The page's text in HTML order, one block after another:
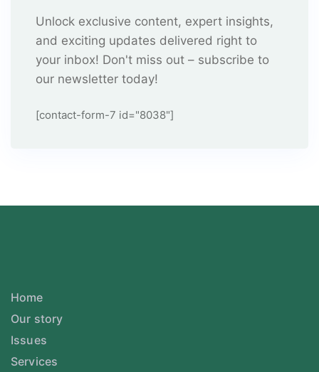
Unlock exclusive content, expert insights,
and exciting updates delivered right to
your inbox! Don't miss out – subscribe to
our newsletter today!
[contact-form-7 id="8038"]
Home
Our story
Issues
Services